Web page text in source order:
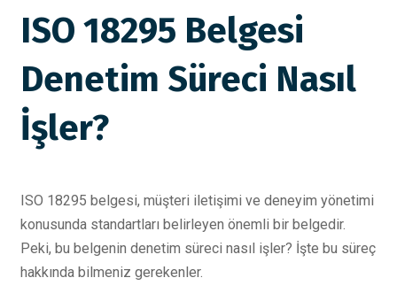
ISO 18295 Belgesi
Denetim Süreci Nasıl
İşler?
ISO 18295 belgesi, müşteri iletişimi ve deneyim yönetimi
konusunda standartları belirleyen önemli bir belgedir.
Peki, bu belgenin denetim süreci nasıl işler? İşte bu süreç
hakkında bilmeniz gerekenler.